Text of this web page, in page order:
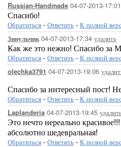
Russian-Handmade 04-07-2013-17:01
Спасибо!
Обратиться - Ответить - К полной
Зинульчик04-07-2013-17:34 удалить
Как же это нежно! Спасибо за
Обратиться - Ответить - К полной
olechka3791 04-07-2013-19:06
Спасибо за интересный пост!
Обратиться - Ответить - К полной
Laplanderia 04-07-2013-19:45
Это нечто нереально
абсолютно шедевральная!
Обратиться - Ответить - К полной